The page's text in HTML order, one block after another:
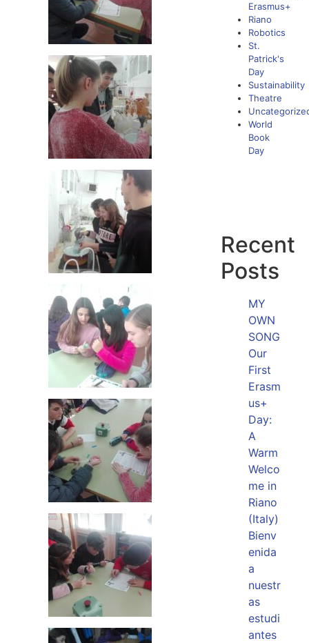
Erasmus+
Riano
Robotics
St.
Patrick's
Day
Sustainability
Theatre
World
Book
Day
Recent
Posts
MY
OWN
SONG
Our
First
Erasm
us+
Day:
A
Warm
Welco
me in
Riano
(Italy)
Bienv
enida
a
nuestr
as
estudi
antes